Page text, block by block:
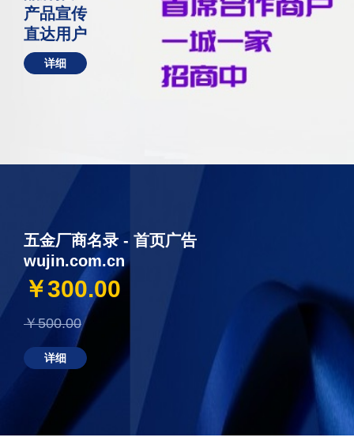
产品宣传
直达用户
详细
五金厂商名录 - 首页广告
wujin.com.cn
￥300.00
￥500.00
详细